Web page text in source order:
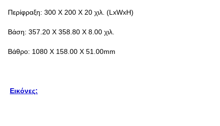
Περίφραξη: 300 X 200 X 20 χιλ. (LxWxH)
Βάση: 357.20 X 358.80 X 8.00 χιλ.
Βάθρο: 1080 X 158.00 X 51.00mm
Εικόνες: